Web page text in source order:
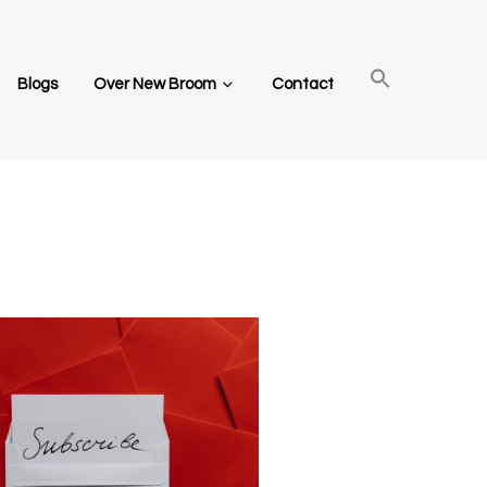
Blogs Over New Broom Contact